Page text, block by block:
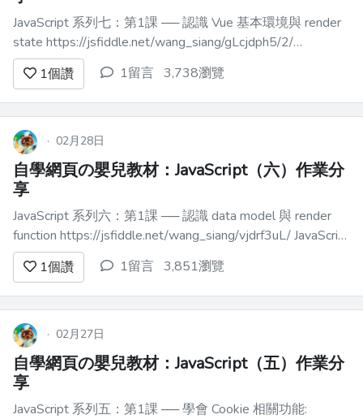
JavaScript 系列七：第1課 ── 認識 Vue 基本環境與 render
state https://jsfiddle.net/wang_siang/gLcjdph5/2/
JavaScript 系列七：第2課 ── 體驗一下 Reactivity 的效果與
便利 https://...
1個讚 1留言 3,738瀏覽
· 02月28日
自學網頁の嬰兒教材：JavaScript（六）作業分
享
JavaScript 系列六：第1課 ── 認識 data model 與 render
function https://jsfiddle.net/wang_siang/vjdrf3uL/ JavaScript
系列六：第2課 ── 認識陣列操作 https://jsfiddle.net...
1個讚 1留言 3,851瀏覽
· 02月27日
自學網頁の嬰兒教材：JavaScript（五）作業分
享
JavaScript 系列五：第1課 ── 學會 Cookie 相關功能: